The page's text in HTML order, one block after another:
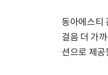
동아에스티
걸음 더 가
션으로 제공